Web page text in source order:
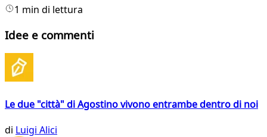
1 min di lettura
Idee e commenti
Le due "città" di Agostino vivono entrambe dentro di noi
di Luigi Alici